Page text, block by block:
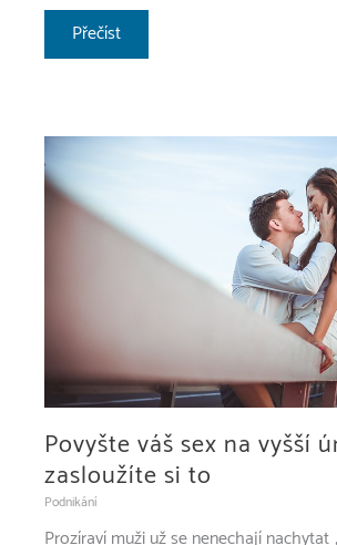
Potraviny
a
Přečíst
Povyšte váš sex na vyšší
zasloužíte si to
Podnikání
Prozíraví muži už se nenechají nachytat